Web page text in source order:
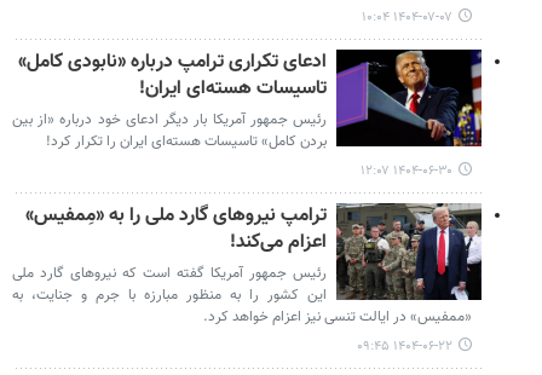
۱۴۰۴-۰۷-۰۷ ۱۰:۰۴
ادعای تکراری ترامپ درباره «نابودی کامل»
تاسیسات هسته‌ای ایران!
رئیس جمهور آمریکا بار دیگر ادعای خود درباره «از بین
بردن کامل» تاسیسات هسته‌ای ایران را تکرار کرد!
۱۴۰۴-۰۶-۳۰ ۱۲:۰۷
ترامپ نیروهای گارد ملی را به «مِمفیس»
اعزام می‌کند!
رئیس جمهور آمریکا گفته است که نیروهای گارد ملی
این کشور را به منظور مبارزه با جرم و جنایت، به
«ممفیس» در ایالت تنسی نیز اعزام خواهد کرد.
۱۴۰۴-۰۶-۲۲ ۰۹:۴۵